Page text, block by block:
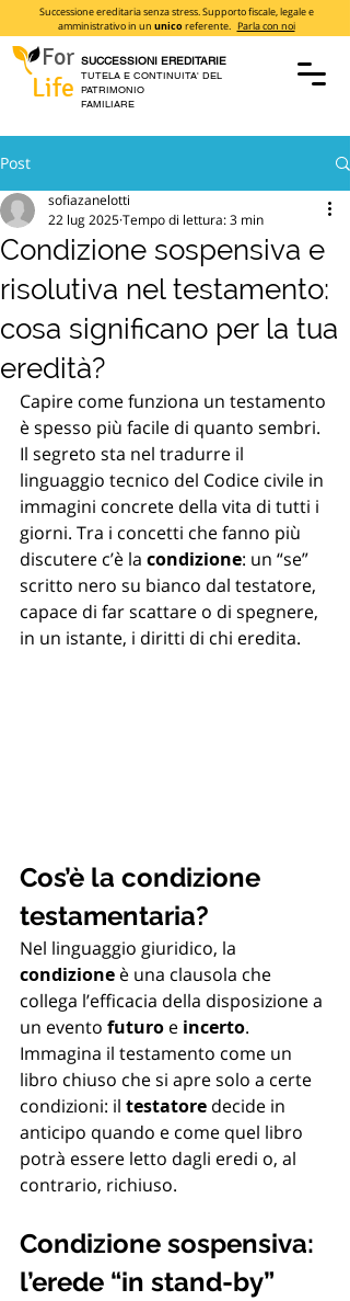
For
Life
SUCCESSIONI EREDITARIE
TUTELA E CONTINUITA' DEL
PATRIMONIO
FAMILIARE
Successione ereditaria senza stress. Supporto fiscale, legale e
amministrativo in un unicoreferente. Parla con noi
Post
Condizione sospensiva e
risolutiva nel testamento:
cosa significano per la tua
eredità?
sofiazanelotti
22 lug 2025Tempo di lettura: 3 min
Capire come funziona un testamento
è spesso più facile di quanto sembri.
Il segreto sta nel tradurre il
linguaggio tecnico del Codice civile in
immagini concrete della vita di tutti i
giorni. Tra i concetti che fanno più
discutere c’è la condizione: un “se”
scritto nero su bianco dal testatore,
capace di far scattare o di spegnere,
in un istante, i diritti di chi eredita.
Cos’è la condizione
testamentaria?
Nel linguaggio giuridico, la
condizione è una clausola che
collega l’efficacia della disposizione a
un evento futuro e incerto.
Immagina il testamento come un
libro chiuso che si apre solo a certe
condizioni: il testatore decide in
anticipo quando e come quel libro
potrà essere letto dagli eredi o, al
contrario, richiuso.
Condizione sospensiva:
l’erede “in stand-by”